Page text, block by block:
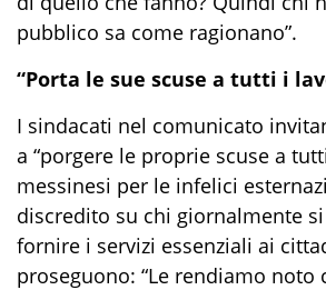
pubblico sa come ragionano”.
“Porta le sue scuse a tutti i
I sindacati nel comunicato
a “porgere le proprie scuse a
messinesi per le infelici
discredito su chi giornalmente
fornire i servizi essenziali ai
proseguono: “Le rendiamo noto